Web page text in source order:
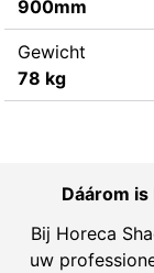
900mm
Gewicht
78 kg
Dáárom
Bij Horeca
uw